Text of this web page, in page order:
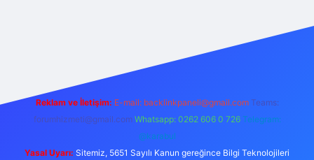
Reklam ve İletişim: E-mail: backlinkpaneli@gmail.com Teams:
forumhizmeti@gmail.com Whatsapp: 0262 606 0 726 Telegram:
@karabul
Yasal Uyarı: Sitemiz, 5651 Sayılı Kanun gereğince Bilgi Teknolojileri